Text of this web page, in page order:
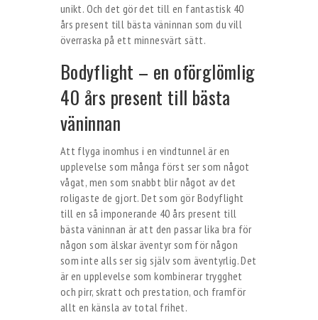
unikt. Och det gör det till en fantastisk 40
års present till bästa väninnan som du vill
överraska på ett minnesvärt sätt.
Bodyflight – en oförglömlig
40 års present till bästa
väninnan
Att flyga inomhus i en vindtunnel är en
upplevelse som många först ser som något
vågat, men som snabbt blir något av det
roligaste de gjort. Det som gör Bodyflight
till en så imponerande 40 års present till
bästa väninnan är att den passar lika bra för
någon som älskar äventyr som för någon
som inte alls ser sig själv som äventyrlig. Det
är en upplevelse som kombinerar trygghet
och pirr, skratt och prestation, och framför
allt en känsla av total frihet.